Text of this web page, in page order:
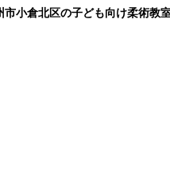
市小倉北区の子ども向け柔術教